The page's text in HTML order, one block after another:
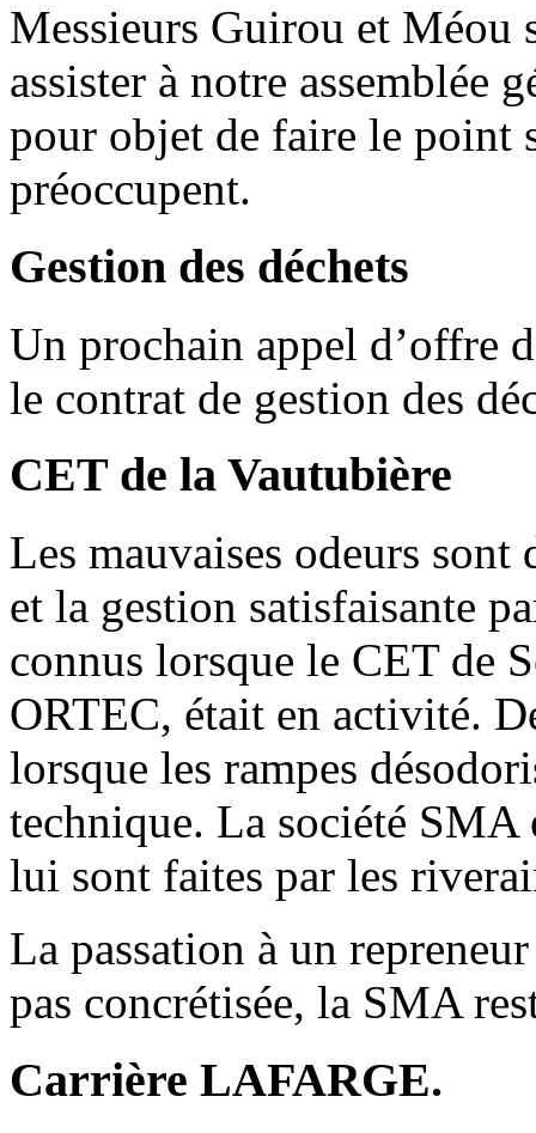
Messieurs Guirou et Méou
assister à notre assemblée
pour objet de faire le point
préoccupent.
Gestion des déchets
Un prochain appel d’offre
le contrat de gestion des
CET de la Vautubière
Les mauvaises odeurs sont
et la gestion satisfaisante
connus lorsque le CET de
ORTEC, était en activité.
lorsque les rampes
technique. La société SMA
lui sont faites par les
La passation à un
pas concrétisée, la SMA
Carrière LAFARGE.